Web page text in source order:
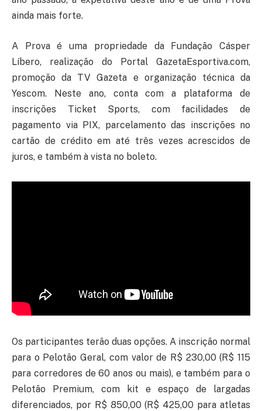
ainda mais forte.
A Prova é uma propriedade da Fundação Cásper
Líbero, realização do Portal GazetaEsportiva.com,
promoção da TV Gazeta e organização técnica da
Yescom. Neste ano, conta com a plataforma de
inscrições Ticket Sports, com facilidades de
pagamento via PIX, parcelamento das inscrições no
cartão de crédito em até três vezes acrescidos de
juros, e também à vista no boleto.
Os participantes terão duas opções. A inscrição normal
para o Pelotão Geral, com valor de R$ 230,00 (R$ 115
para corredores de 60 anos ou mais), e também para o
Pelotão Premium, com kit e espaço de largadas
diferenciados, por R$ 850,00 (R$ 425,00 para atletas